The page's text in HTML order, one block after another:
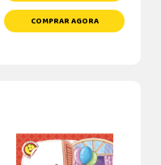
COMPRAR AGORA